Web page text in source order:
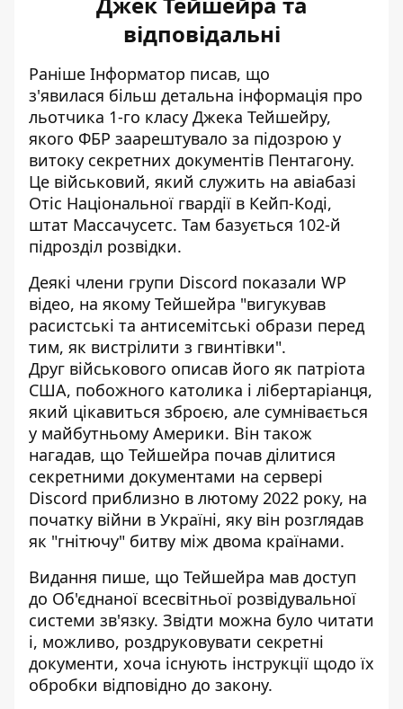
відповідальні
Раніше Інформатор писав, що
з'явилася більш детальна інформація про
льотчика 1-го класу Джека Тейшейру,
якого ФБР заарештувало за підозрою у
витоку секретних документів Пентагону.
Це військовий, який служить на авіабазі
Отіс Національної гвардії в Кейп-Коді,
штат Массачусетс. Там базується 102-й
підрозділ розвідки.
Деякі члени групи Discord показали WP
відео, на якому Тейшейра "вигукував
расистські та антисемітські образи перед
тим, як вистрілити з гвинтівки".
Друг військового описав його як патріота
США, побожного католика і лібертаріанця,
який цікавиться зброєю, але сумнівається
у майбутньому Америки. Він також
нагадав, що Тейшейра почав ділитися
секретними документами на сервері
Discord приблизно в лютому 2022 року, на
початку війни в Україні, яку він розглядав
як "гнітючу" битву між двома країнами.
Видання пише, що Тейшейра мав доступ
до Об'єднаної всесвітньої розвідувальної
системи зв'язку. Звідти можна було читати
і, можливо, роздруковувати секретні
документи, хоча існують інструкції щодо їх
обробки відповідно до закону.